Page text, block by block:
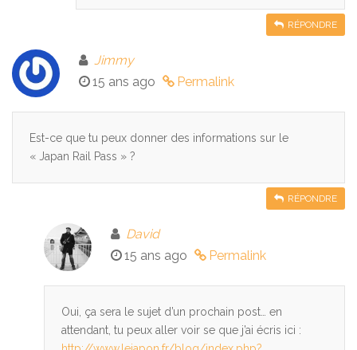
RÉPONDRE
Jimmy
15 ans ago
Permalink
Est-ce que tu peux donner des informations sur le
« Japan Rail Pass » ?
RÉPONDRE
David
15 ans ago
Permalink
Oui, ça sera le sujet d’un prochain post… en
attendant, tu peux aller voir se que j’ai écris ici :